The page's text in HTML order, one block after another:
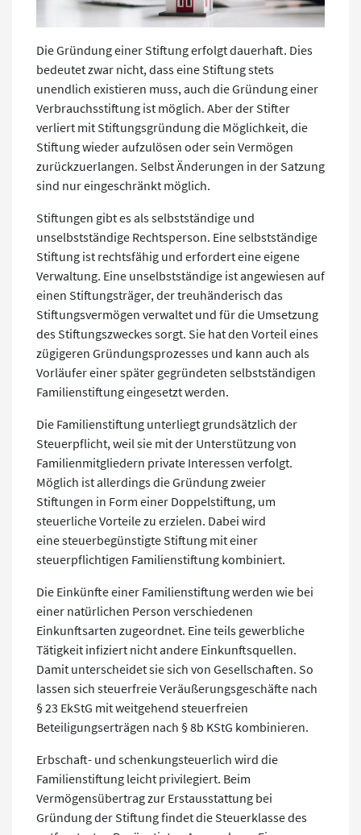
Die Gründung einer Stiftung erfolgt dauerhaft. Dies
bedeutet zwar nicht, dass eine Stiftung stets
unendlich existieren muss, auch die Gründung einer
Verbrauchsstiftung ist möglich. Aber der Stifter
verliert mit Stiftungsgründung die Möglichkeit, die
Stiftung wieder aufzulösen oder sein Vermögen
zurückzuerlangen. Selbst Änderungen in der Satzung
sind nur eingeschränkt möglich.
Stiftungen gibt es als selbstständige und
unselbstständige Rechtsperson. Eine selbstständige
Stiftung ist rechtsfähig und erfordert eine eigene
Verwaltung. Eine unselbstständige ist angewiesen auf
einen Stiftungsträger, der treuhänderisch das
Stiftungsvermögen verwaltet und für die Umsetzung
des Stiftungszweckes sorgt. Sie hat den Vorteil eines
zügigeren Gründungsprozesses und kann auch als
Vorläufer einer später gegründeten selbstständigen
Familienstiftung eingesetzt werden.
Die Familienstiftung unterliegt grundsätzlich der
Steuerpflicht, weil sie mit der Unterstützung von
Familienmitgliedern private Interessen verfolgt.
Möglich ist allerdings die Gründung zweier
Stiftungen in Form einer Doppelstiftung, um
steuerliche Vorteile zu erzielen. Dabei wird
eine steuerbegünstigte Stiftung mit einer
steuerpflichtigen Familienstiftung kombiniert.
Die Einkünfte einer Familienstiftung werden wie bei
einer natürlichen Person verschiedenen
Einkunftsarten zugeordnet. Eine teils gewerbliche
Tätigkeit infiziert nicht andere Einkunftsquellen.
Damit unterscheidet sie sich von Gesellschaften. So
lassen sich steuerfreie Veräußerungsgeschäfte nach
§ 23 EkStG mit weitgehend steuerfreien
Beteiligungserträgen nach § 8b KStG kombinieren.
Erbschaft- und schenkungsteuerlich wird die
Familienstiftung leicht privilegiert. Beim
Vermögensübertrag zur Erstausstattung bei
Gründung der Stiftung findet die Steuerklasse des